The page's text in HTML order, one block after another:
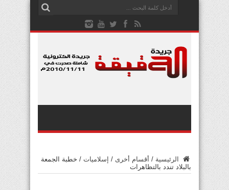
الرئيسية / أقسام أخرى / إسلاميات / خطبة الجمعة
بالبلاد تندد بالتظاهرات